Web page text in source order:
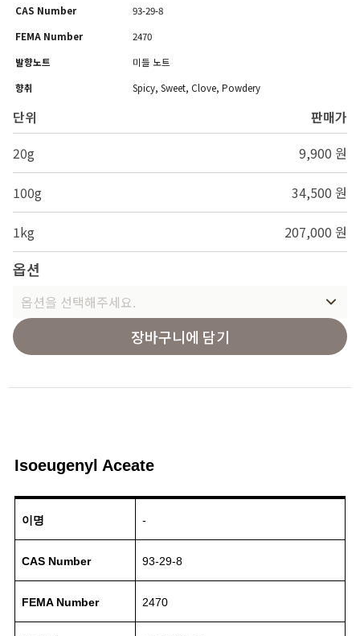
CAS Number
93-29-8
FEMA Number
2470
발향노트
미들 노트
향취
Spicy, Sweet, Clove, Powdery
단위
판매가
20g
9,900 원
100g 34,500 원
1kg 207,000 원
옵션
옵션을 선택해주세요.
장바구니에 담기
Isoeugenyl Aceate
이명 -
CAS Number 93-29-8
FEMA Number 2470